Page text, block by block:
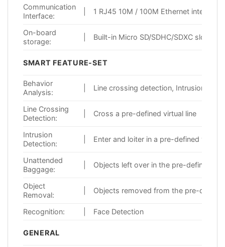
Communication
Interface:
1 RJ45 10M / 100M Ethernet interface
On-board
storage:
Built-in Micro SD/SDHC/SDXC slot, up
SMART FEATURE-SET
Behavior
Analysis:
Line crossing detection, Intrusion
Line Crossing
Detection:
Cross a pre-defined virtual line
Intrusion
Detection:
Enter and loiter in a pre-defined virtual
Unattended
Baggage:
Objects left over in the pre-defined
Object
Removal:
Objects removed from the pre-
Recognition: Face Detection
GENERAL